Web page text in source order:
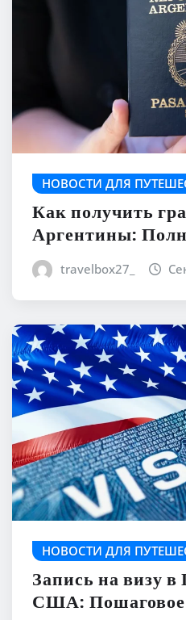
НОВОСТИ ДЛЯ
Как получить
Аргентины:
travelbox27_
НОВОСТИ ДЛЯ
Запись на визу в
США: Пошаговое